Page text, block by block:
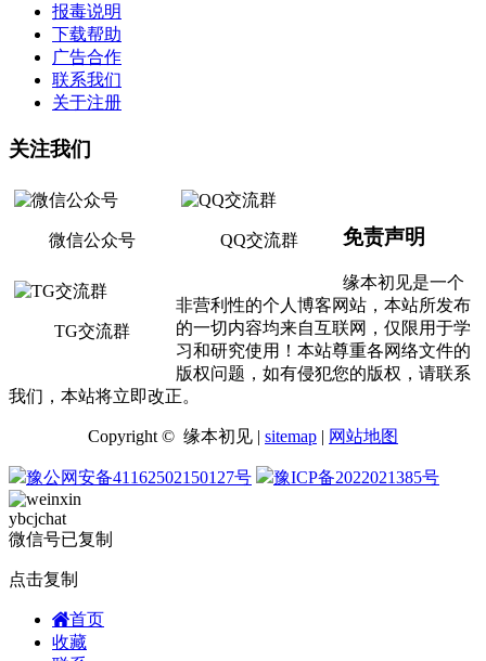
报毒说明
下载帮助
广告合作
联系我们
关于注册
关注我们
微信公众号 QQ交流群
TG交流群
免责声明
缘本初见是一个
非营利性的个人博客网站，本站所发布
的一切内容均来自互联网，仅限用于学
习和研究使用！本站尊重各网络文件的
版权问题，如有侵犯您的版权，请联系
我们，本站将立即改正。
Copyright © 缘本初见 | sitemap | 网站地图
豫公网安备41162502150127号 豫ICP备2022021385号
ybcjchat
微信号已复制
点击复制
首页
收藏